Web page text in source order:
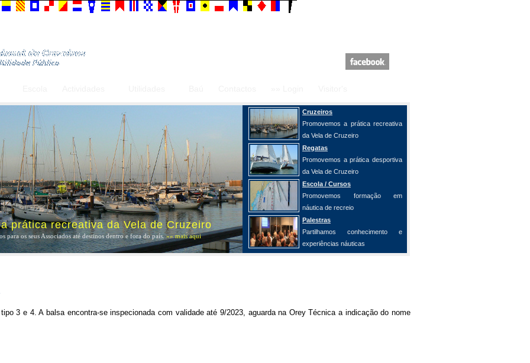
Cruzeiros
Promovemos a prática recreativa
da Vela de Cruzeiro
Regatas
Promovemos a prática desportiva
da Vela de Cruzeiro
Escola / Cursos
Promovemos formação em
náutica de recreio
Palestras
Partilhamos conhecimento e
experiências náuticas
prática recreativa da Vela de Cruzeiro
para os seus Associados até destinos dentro e fora do país.»» mais aqui
3 e 4. A balsa encontra-se inspecionada com validade até 9/2023, aguarda na Orey Técnica a indicação do nome